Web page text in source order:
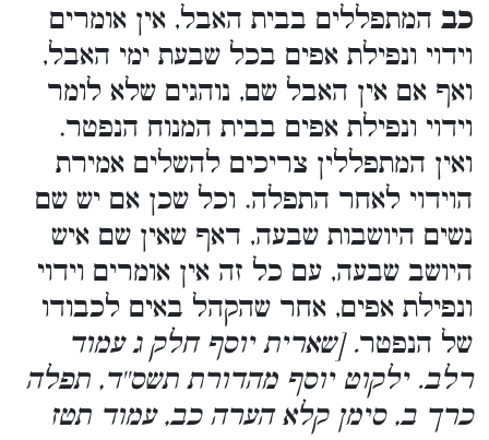
כב המתפללים בבית האבל, אין אומרים
וידוי ונפילת אפים בכל שבעת ימי האבל,
ואף אם אין האבל שם, נוהגים שלא לומר
וידוי ונפילת אפים בבית המנוח הנפטר.
ואין המתפללין צריכים להשלים אמירת
הוידוי לאחר התפלה. וכל שכן אם יש שם
נשים היושבות שבעה, דאף שאין שם איש
היושב שבעה, עם כל זה אין אומרים וידוי
ונפילת אפים, אחר שהקהל באים לכבודו
של הנפטר. [שארית יוסף חלק ג עמוד
רלב. ילקוט יוסף מהדורת תשס''ד, תפלה
כרך ב, סימן קלא הערה כב, עמוד תטז